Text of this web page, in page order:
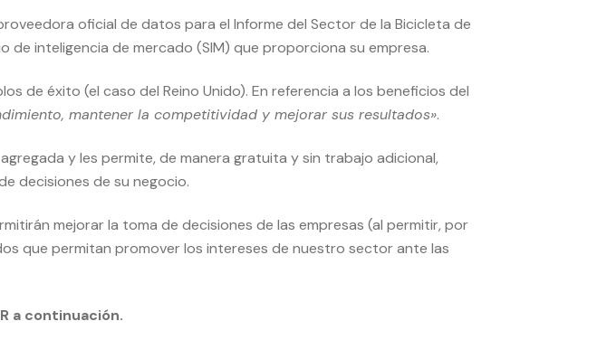
oficial de datos para el Informe del Sector de la Bicicleta de
de inteligencia de mercado (SIM) que proporciona su empresa.
de éxito (el caso del Reino Unido). En referencia a los beneficios del
mantener la competitividad y mejorar sus resultados».
y les permite, de manera gratuita y sin trabajo adicional,
decisiones de su negocio.
mejorar la toma de decisiones de las empresas (al permitir, por
que permitan promover los intereses de nuestro sector ante las
a continuación.